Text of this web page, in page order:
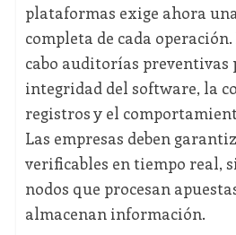
plataformas exige ahora
completa de cada operación.
cabo auditorías preventivas
integridad del software, la
registros y el
Las empresas deben
verificables en tiempo real,
nodos que procesan
almacenan información.